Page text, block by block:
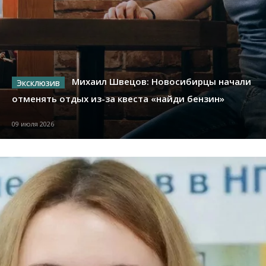
Михаил Швецов: Новосибирцы начали
отменять отдых из-за квеста «найди бензин»
09 июля 2026